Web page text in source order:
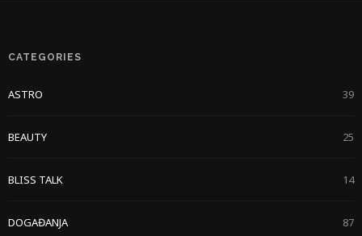
CATEGORIES
ASTRO 39
BEAUTY 25
BLISS TALK 14
DOGAĐANJA 87